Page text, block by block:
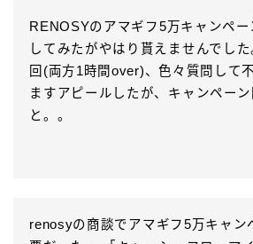
RENOSYのアマギフ5万キャンペー
してみたがやはり貰えませんでし
回(両方1時間over)、色々質問して
ますアピールしたが、キャンペー
と。。
renosyの商談でアマギフ5万キャン